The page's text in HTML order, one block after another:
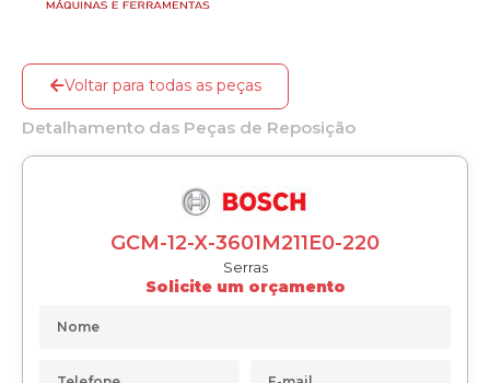
Voltar para todas as peças
Detalhamento das Peças de Reposição
GCM-12-X-3601M211E0-220
Serras
Solicite um orçamento